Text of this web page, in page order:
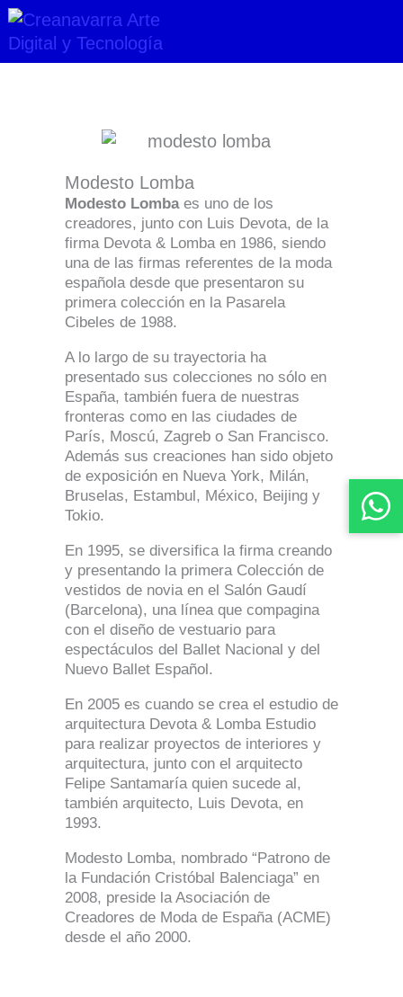
Ir
al
contenido
Modesto Lomba
Modesto Lombaes uno de los
creadores, junto con Luis Devota, de la
firma Devota & Lomba en 1986, siendo
una de las firmas referentes de la moda
española desde que presentaron su
primera colección en la Pasarela
Cibeles de 1988.
A lo largo de su trayectoria ha
presentado sus colecciones no sólo en
España, también fuera de nuestras
fronteras como en las ciudades de
París, Moscú, Zagreb o San Francisco.
Además sus creaciones han sido objeto
de exposición en Nueva York, Milán,
Bruselas, Estambul, México, Beijing y
Tokio.
En 1995, se diversifica la firma creando
y presentando la primera Colección de
vestidos de novia en el Salón Gaudí
(Barcelona), una línea que compagina
con el diseño de vestuario para
espectáculos del Ballet Nacional y del
Nuevo Ballet Español.
En 2005 es cuando se crea el estudio de
arquitectura Devota & Lomba Estudio
para realizar proyectos de interiores y
arquitectura, junto con el arquitecto
Felipe Santamaría quien sucede al,
también arquitecto, Luis Devota, en
1993.
Modesto Lomba, nombrado “Patrono de
la Fundación Cristóbal Balenciaga” en
2008, preside la Asociación de
Creadores de Moda de España (ACME)
desde el año 2000.